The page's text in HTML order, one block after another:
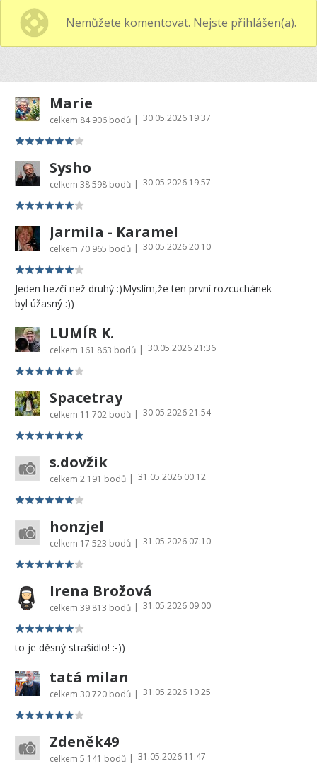
Nemůžete komentovat. Nejste přihlášen(a).
Marie
celkem 84 906 bodů | 30.05.2026 19:37
Sysho
celkem 38 598 bodů | 30.05.2026 19:57
Jarmila - Karamel
celkem 70 965 bodů | 30.05.2026 20:10
Jeden hezčí než druhý :)Myslím,že ten první rozcuchánek
byl úžasný :))
LUMÍR K.
celkem 161 863 bodů | 30.05.2026 21:36
Spacetray
celkem 11 702 bodů | 30.05.2026 21:54
s.dovžik
celkem 2 191 bodů | 31.05.2026 00:12
honzjel
celkem 17 523 bodů | 31.05.2026 07:10
Irena Brožová
celkem 39 813 bodů | 31.05.2026 09:00
to je děsný strašidlo! :-))
tatá milan
celkem 30 720 bodů | 31.05.2026 10:25
Zdeněk49
celkem 5 141 bodů | 31.05.2026 11:47